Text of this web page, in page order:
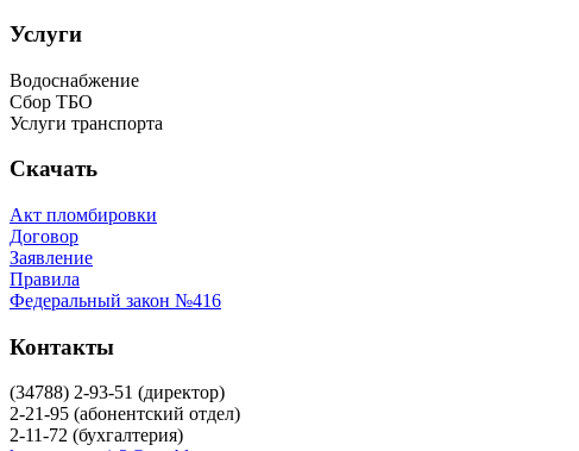
Услуги
Водоснабжение
Сбор ТБО
Услуги транспорта
Скачать
Акт пломбировки
Договор
Заявление
Правила
Федеральный закон №416
Контакты
(34788) 2-93-51 (директор)
2-21-95 (абонентский отдел)
2-11-72 (бухгалтерия)